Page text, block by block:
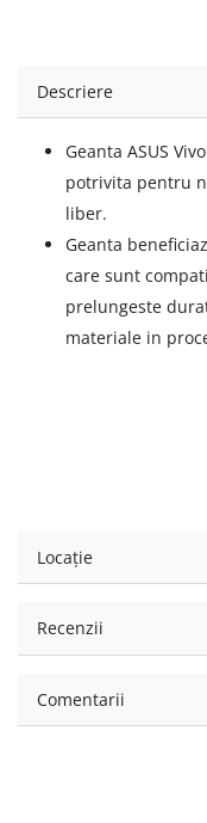
Descriere
Geanta ASUS
potrivita pentru
liber.
Geanta
care sunt
prelungeste
materiale in
Locație
Recenzii
Comentarii